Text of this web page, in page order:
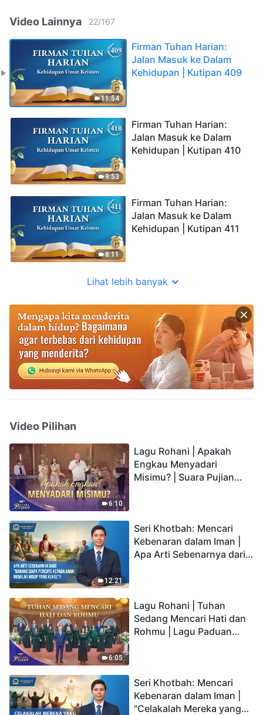
Video Lainnya 22/167
11:54
Firman Tuhan Harian:
Jalan Masuk ke Dalam
Kehidupan | Kutipan 409
9:53
Firman Tuhan Harian:
Jalan Masuk ke Dalam
Kehidupan | Kutipan 410
8:11
Firman Tuhan Harian:
Jalan Masuk ke Dalam
Kehidupan | Kutipan 411
Lihat lebih banyak
Video Pilihan
6:10
Lagu Rohani | Apakah
Engkau Menyadari
Misimu? | Suara Pujian
12:21
Seri Khotbah: Mencari
Kebenaran dalam Iman |
Apa Arti Sebenarnya dari
6:05
Lagu Rohani | Tuhan
Sedang Mencari Hati dan
Rohmu | Lagu Paduan
Seri Khotbah: Mencari
Kebenaran dalam Iman |
"Celakalah Mereka yang